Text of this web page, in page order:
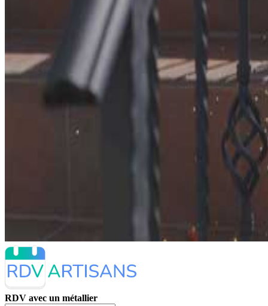
RDV avec un métallier